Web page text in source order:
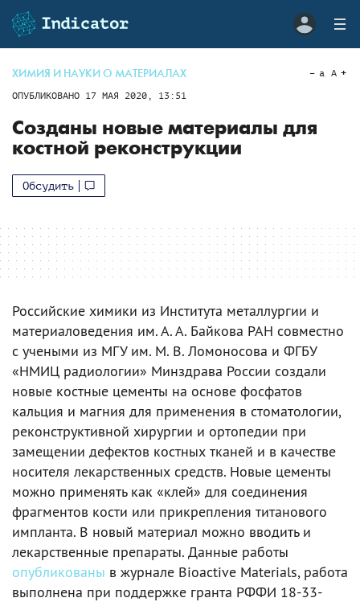
ХИМИЯ И НАУКИ О МАТЕРИАЛАХ
ОПУБЛИКОВАНО 17 МАЯ 2020, 13:51
a A
Созданы новые материалы для
костной реконструкции
Обсудить
Российские химики из Института металлургии и
материаловедения им. А. А. Байкова РАН совместно
с учеными из МГУ им. М. В. Ломоносова и ФГБУ
«НМИЦ радиологии» Минздрава России создали
новые костные цементы на основе фосфатов
кальция и магния для применения в стоматологии,
реконструктивной хирургии и ортопедии при
замещении дефектов костных тканей и в качестве
носителя лекарственных средств. Новые цементы
можно применять как «клей» для соединения
фрагментов кости или прикрепления титанового
импланта. В новый материал можно вводить и
лекарственные препараты. Данные работы
опубликованы в журнале Bioactive Materials, работа
выполнена при поддержке гранта РФФИ 18-33-